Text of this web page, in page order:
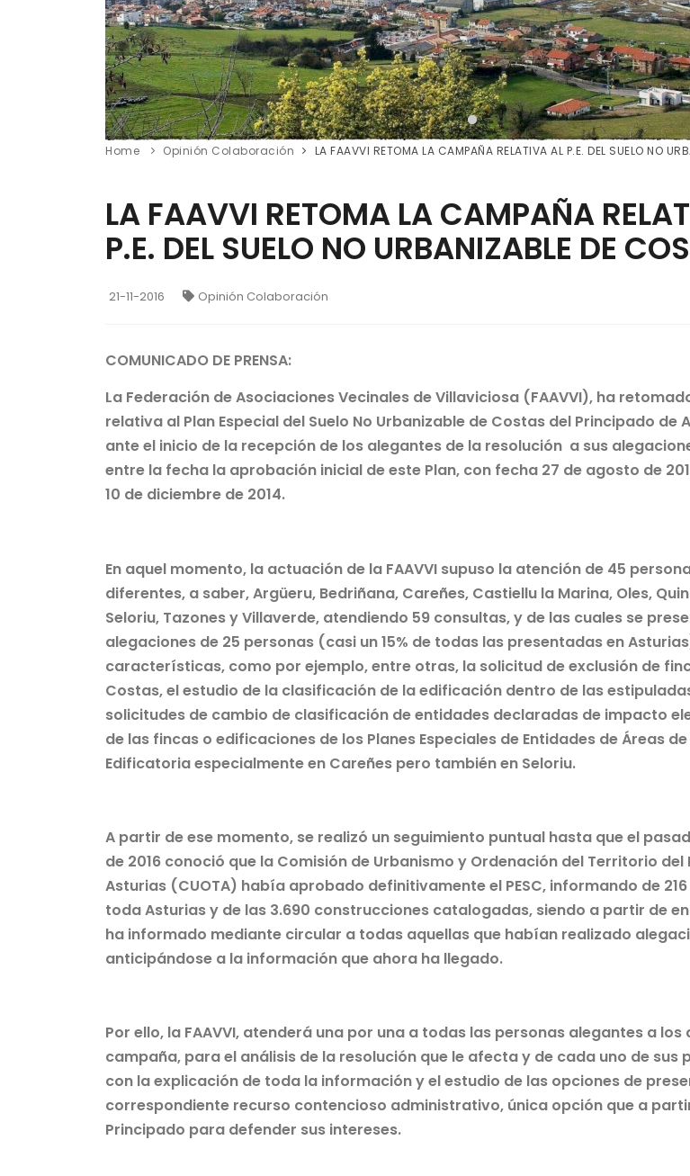
Home Opinión Colaboración LA FAAVVI RETOMA LA CAMPAÑA RELATIVA AL P.E. DEL SUELO NO
LA FAAVVI RETOMA LA CAMPAÑA
P.E. DEL SUELO NO URBANIZABLE DE
21-11-2016 Opinión Colaboración
COMUNICADO DE PRENSA:
La Federación de Asociaciones Vecinales de Villaviciosa (FAAVVI), ha
relativa al Plan Especial del Suelo No Urbanizable de Costas del Principado de
ante el inicio de la recepción de los alegantes de la resolución a sus
entre la fecha la aprobación inicial de este Plan, con fecha 27 de agosto de
10 de diciembre de 2014.
En aquel momento, la actuación de la FAAVVI supuso la atención de 45
diferentes, a saber, Argüeru, Bedriñana, Careñes, Castiellu la Marina, Oles,
Seloriu, Tazones y Villaverde, atendiendo 59 consultas, y de las cuales se
alegaciones de 25 personas (casi un 15% de todas las presentadas en
características, como por ejemplo, entre otras, la solicitud de exclusión de
Costas, el estudio de la clasificación de la edificación dentro de las
solicitudes de cambio de clasificación de entidades declaradas de impacto
de las fincas o edificaciones de los Planes Especiales de Entidades de Áreas
Edificatoria especialmente en Careñes pero también en Seloriu.
A partir de ese momento, se realizó un seguimiento puntual hasta que el
de 2016 conoció que la Comisión de Urbanismo y Ordenación del Territorio
Asturias (CUOTA) había aprobado definitivamente el PESC, informando de
toda Asturias y de las 3.690 construcciones catalogadas, siendo a partir de
ha informado mediante circular a todas aquellas que habían realizado
anticipándose a la información que ahora ha llegado.
Por ello, la FAAVVI, atenderá una por una a todas las personas alegantes a los
campaña, para el análisis de la resolución que le afecta y de cada uno de sus
con la explicación de toda la información y el estudio de las opciones de
correspondiente recurso contencioso administrativo, única opción que a
Principado para defender sus intereses.